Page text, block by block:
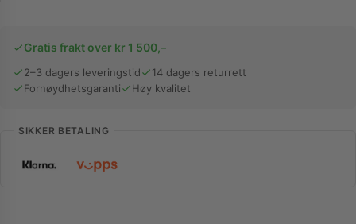
Ruyer
Witches'
Castle
Gratis frakt over kr 1 500,–
2–3 dagers leveringstid
14 dagers returrett
Fornøydhetsgaranti
Høy kvalitet
SIKKER BETALING